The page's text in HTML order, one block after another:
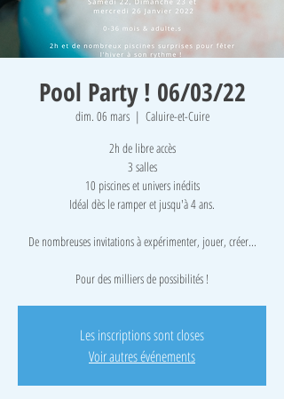
Pool Party ! 06/03/22
dim. 06 mars
  |
Caluire-et-Cuire
2h de libre accès
3 salles
10 piscines et univers inédits
Idéal dès le ramper et jusqu'à 4 ans.
De nombreuses invitations à expérimenter, jouer, créer...
Pour des milliers de possibilités !
Les inscriptions sont closes
Voir autres événements